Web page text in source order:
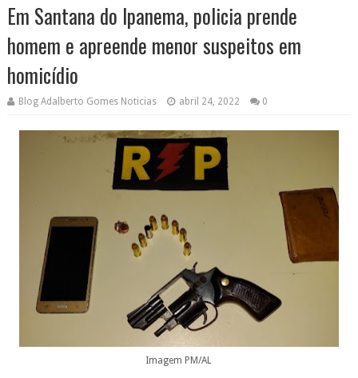
Em Santana do Ipanema, policia prende
homem e apreende menor suspeitos em
homicídio
Blog Adalberto Gomes Noticias abril 24, 2022 0
Imagem PM/AL